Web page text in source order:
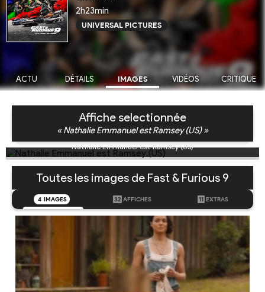
2h23min
UNIVERSAL PICTURES
ACTU DÉTAILS IMAGES VIDÉOS CRITIQUE
Affiche selectionnée
« Nathalie Emmanuel est Ramsey (US) »
Nathalie Emmanuel est Ramsey (US)
Toutes les images de Fast & Furious 9
4 IMAGES 32 AFFICHES 11 EXTRAS